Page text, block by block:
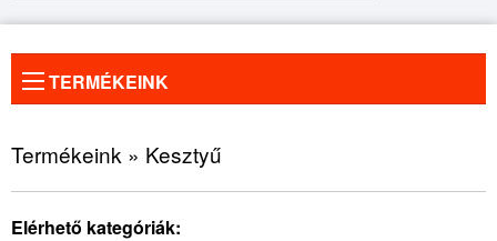
TERMÉKEINK
kép
Termékeink » Kesztyű
Elérhető kategóriák: